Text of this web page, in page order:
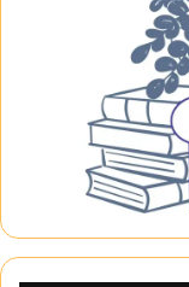
دوري،
الأوساخ عليها.
واحدة في
حسب